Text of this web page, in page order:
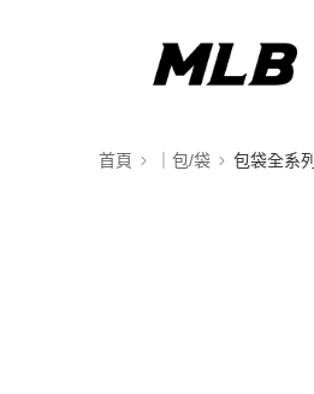
首頁 ｜包/袋 包袋全系列